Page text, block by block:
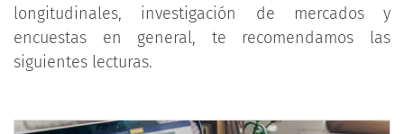
longitudinales, investigación de mercados y
encuestas en general, te recomendamos las
siguientes lecturas.